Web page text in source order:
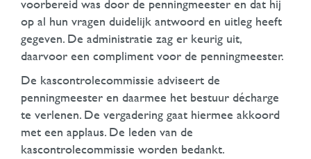
op al hun vragen duidelijk antwoord en uitleg heeft
gegeven. De administratie zag er keurig uit,
daarvoor een compliment voor de penningmeester.
De kascontrolecommissie adviseert de
penningmeester en daarmee het bestuur décharge
te verlenen. De vergadering gaat hiermee akkoord
met een applaus. De leden van de
kascontrolecommissie worden bedankt.